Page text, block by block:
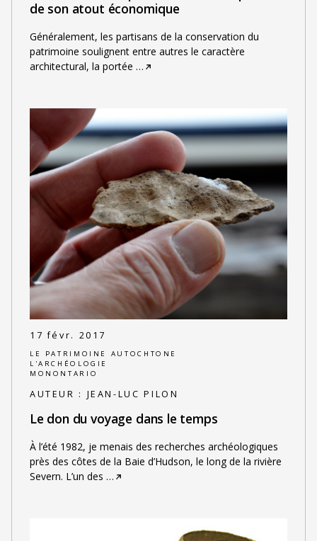
de son atout économique
Généralement, les partisans de la conservation du
patrimoine soulignent entre autres le caractère
architectural, la portée …
17 févr. 2017
LE PATRIMOINE AUTOCHTONE
L'ARCHÉOLOGIE
MONONTARIO
AUTEUR : JEAN-LUC PILON
Le don du voyage dans le temps
À l’été 1982, je menais des recherches archéologiques
près des côtes de la Baie d’Hudson, le long de la rivière
Severn. L’un des …